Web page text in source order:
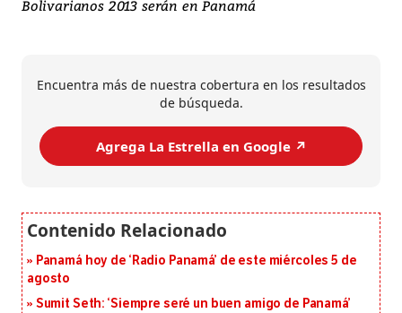
Bolivarianos 2013 serán en Panamá
Encuentra más de nuestra cobertura en los resultados
de búsqueda.
Agrega La Estrella en Google ↗️
Panamá hoy de ‘Radio Panamá’ de este miércoles 5 de
agosto
Sumit Seth: ‘Siempre seré un buen amigo de Panamá’